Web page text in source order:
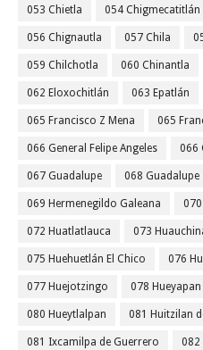
053 Chietla 054 Chigmecatitlán
056 Chignautla 057 Chila
059 Chilchotla 060 Chinantla
062 Eloxochitlán 063 Epatlán
065 Francisco Z Mena 065
066 General Felipe Angeles 066
067 Guadalupe 068 Guadalupe
069 Hermenegildo Galeana
072 Huatlatlauca 073
075 Huehuetlán El Chico 076
077 Huejotzingo 078 Hueyapan
080 Hueytlalpan 081 Huitzilan
081 Ixcamilpa de Guerrero 082